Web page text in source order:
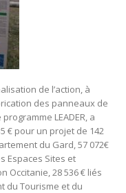
de l’action, à
des panneaux de
LEADER, a
€ pour un projet de 142
du Gard, 57 072€
Espaces Sites et
Occitanie, 28 536 € liés
du Tourisme et du